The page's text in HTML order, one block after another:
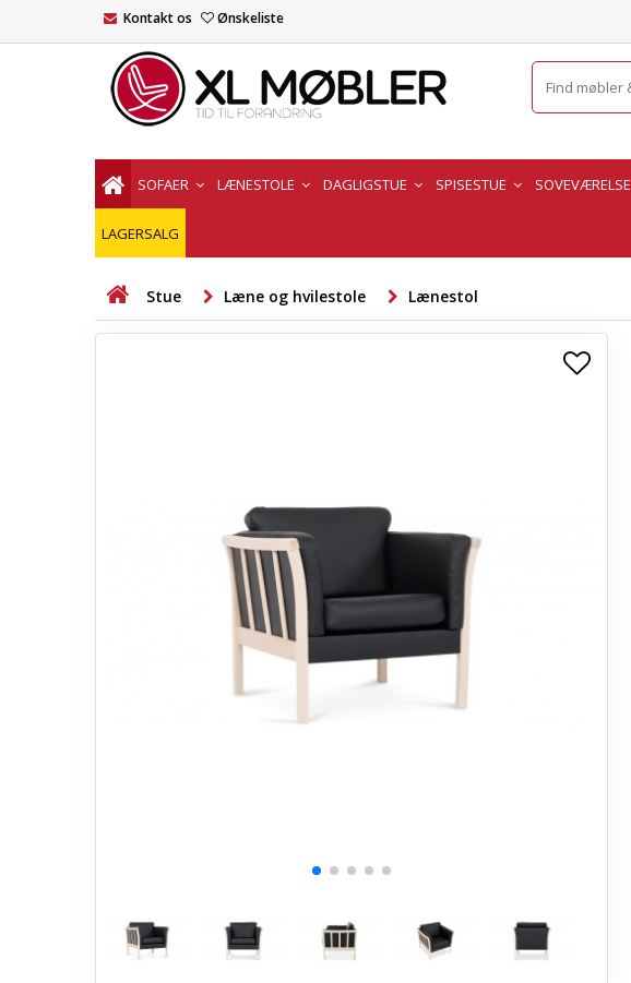
Kontakt os Ønskeliste
SOFAER LÆNESTOLE DAGLIGSTUE SPISESTUE SOVEVÆRELSE
LAGERSALG
Stue Læne og hvilestole Lænestol